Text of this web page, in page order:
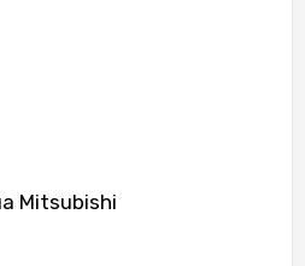
Mitsubishi